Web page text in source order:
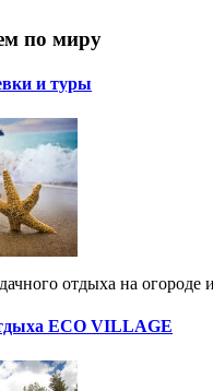
по миру
и туры
отдыха на
ECO VILLAGE